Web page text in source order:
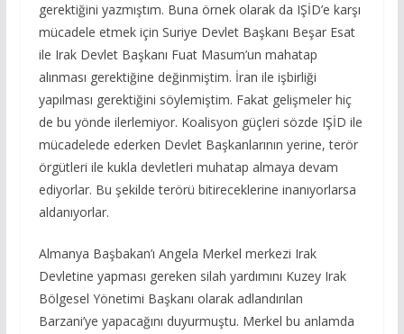
gerektiğini yazmıştım. Buna örnek olarak da IŞİD’e karşı
mücadele etmek için Suriye Devlet Başkanı Beşar Esat
ile Irak Devlet Başkanı Fuat Masum’un mahatap
alınması gerektiğine değinmiştim. İran ile işbirliği
yapılması gerektiğini söylemiştim. Fakat gelişmeler hiç
de bu yönde ilerlemiyor. Koalisyon güçleri sözde IŞİD ile
mücadelede ederken Devlet Başkanlarının yerine, terör
örgütleri ile kukla devletleri muhatap almaya devam
ediyorlar. Bu şekilde terörü bitireceklerine inanıyorlarsa
aldanıyorlar.
Almanya Başbakan’ı Angela Merkel merkezi Irak
Devletine yapması gereken silah yardımını Kuzey Irak
Bölgesel Yönetimi Başkanı olarak adlandırılan
Barzani’ye yapacağını duyurmuştu. Merkel bu anlamda